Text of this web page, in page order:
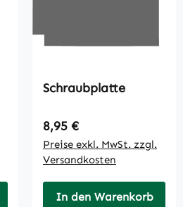
Schraubplatte
Regulärer Preis:
8,95 €
Preise exkl. MwSt. zzgl.
Versandkosten
In den Warenkorb